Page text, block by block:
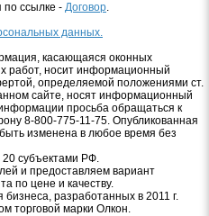
по ссылке - Договор.
данных.
касающаяся оконных
работ, носит информационный
определяемой положениями ст.
сайте, носят информационный
просьба обращаться к
8-800-775-11-75. Опубликованная
изменена в любое время без
субъектами РФ.
и предоставляем вариант
по цене и качеству.
разработанных в 2011 г.
торговой марки Олкон.